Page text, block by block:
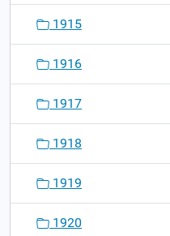
1915
1916
1917
1918
1919
1920